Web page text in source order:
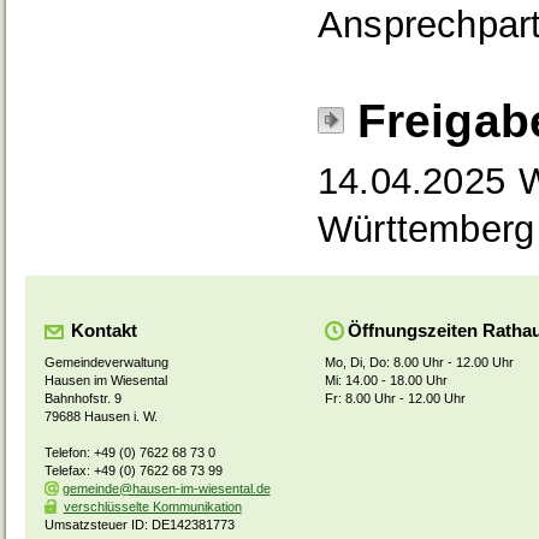
14.04.2025
Württemberg
Kontakt
Gemeindeverwaltung
Hausen im Wiesental
Bahnhofstr. 9
79688 Hausen i. W.
Telefon: +49 (0) 7622 68 73 0
Telefax: +49 (0) 7622 68 73 99
gemeinde@hausen-im-wiesental.de
verschlüsselte Kommunikation
Umsatzsteuer ID: DE142381773
Öffnungszeiten
Mo, Di, Do: 8.00 Uhr - 12.00 Uhr
Mi: 14.00 - 18.00 Uhr
Fr: 8.00 Uhr - 12.00 Uhr